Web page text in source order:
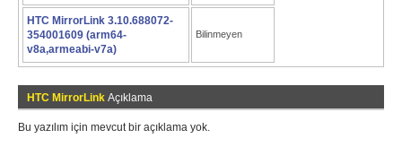
HTC MirrorLink 3.10.688072-
354001609 (arm64-
v8a,armeabi-v7a)
Bilinmeyen
HTC MirrorLink Açıklama
Bu yazılım için mevcut bir açıklama yok.